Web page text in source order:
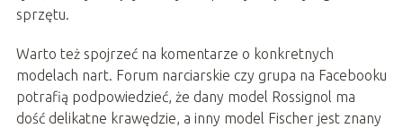
sprzętu.
Warto też spojrzeć na komentarze o konkretnych
modelach nart. Forum narciarskie czy grupa na Facebooku
potrafią podpowiedzieć, że dany model Rossignol ma
dość delikatne krawędzie, a inny model Fischer jest znany